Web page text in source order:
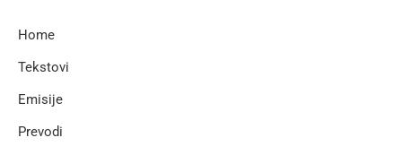
Home
Tekstovi
Emisije
Prevodi